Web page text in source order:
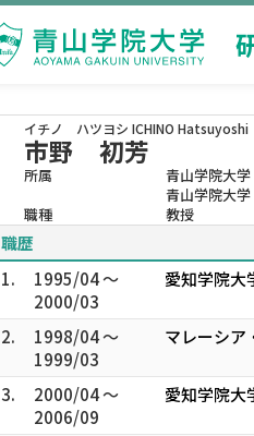
イチノ ハツヨシ ICHINO Hatsuyoshi
市野 初芳
所属
青山学院大
青山学院大
職種
教授
職歴
1.
1995/04 ～
2000/03
愛知学院大
2.
1998/04 ～
1999/03
マレーシア
3.
2000/04 ～
2006/09
愛知学院大